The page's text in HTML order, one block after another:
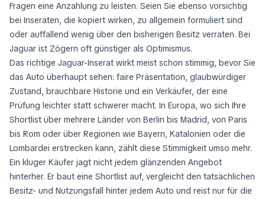
Fragen eine Anzahlung zu leisten. Seien Sie ebenso vorsichtig
bei Inseraten, die kopiert wirken, zu allgemein formuliert sind
oder auffallend wenig über den bisherigen Besitz verraten. Bei
Jaguar ist Zögern oft günstiger als Optimismus.
Das richtige Jaguar-Inserat wirkt meist schon stimmig, bevor Sie
das Auto überhaupt sehen: faire Präsentation, glaubwürdiger
Zustand, brauchbare Historie und ein Verkäufer, der eine
Prüfung leichter statt schwerer macht. In Europa, wo sich Ihre
Shortlist über mehrere Länder von Berlin bis Madrid, von Paris
bis Rom oder über Regionen wie Bayern, Katalonien oder die
Lombardei erstrecken kann, zählt diese Stimmigkeit umso mehr.
Ein kluger Käufer jagt nicht jedem glänzenden Angebot
hinterher. Er baut eine Shortlist auf, vergleicht den tatsächlichen
Besitz- und Nutzungsfall hinter jedem Auto und reist nur für die